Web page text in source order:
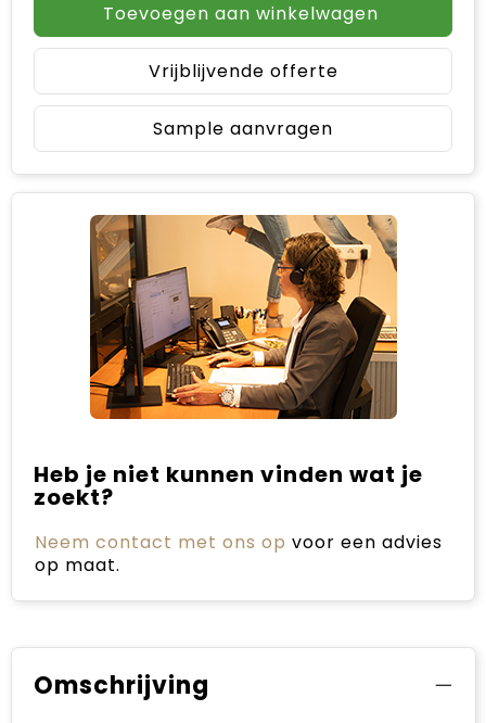
Toevoegen aan winkelwagen
Vrijblijvende offerte
Sample aanvragen
Heb je niet kunnen vinden wat je
zoekt?
Neem contact met ons op voor een advies
op maat.
Omschrijving